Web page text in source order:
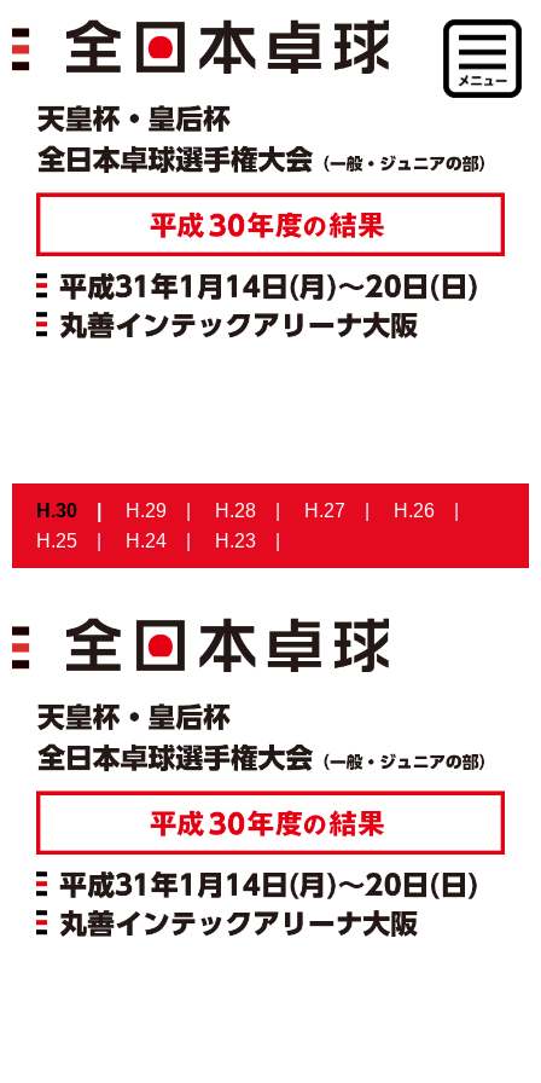
H.30 H.29 H.28 H.27
H.26
H.25
H.24 H.23